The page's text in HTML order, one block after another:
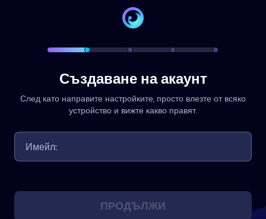
Създаване на акаунт
След като направите настройките, просто влезте от всяко
устройство и вижте какво правят.
ПРОДЪЛЖИ